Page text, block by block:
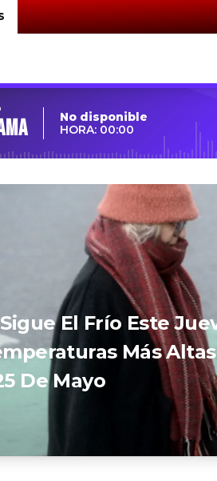
No disponible
HORA: 00:00
El Frío Este
Más
De Mayo